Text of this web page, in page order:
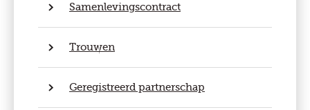
Samenlevingscontract
Trouwen
Geregistreerd partnerschap